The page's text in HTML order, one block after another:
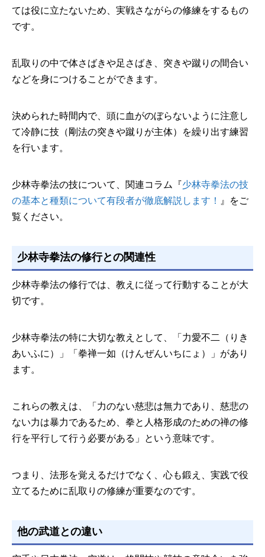
ては役に立たないため、実戦さながらの修練をするもの
です。
乱取りの中で体さばきや足さばき、突きや蹴りの間合い
などを身につけることができます。
決められた時間内で、頭に血がのぼらないように注意し
て冷静に技（剛法の突きや蹴りが主体）を繰り出す練習
を行います。
少林寺拳法の技について、関連コラム『少林寺拳法の技
の基本と種類について有段者が徹底解説します！
』をご
覧ください。
少林寺拳法の修行との関連性
少林寺拳法の修行では、教えに従って行動することが大
切です。
少林寺拳法の特に大切な教えとして、「力愛不二（りき
あいふに）」「拳禅一如（けんぜんいちにょ）」があり
ます。
これらの教えは、「力のない慈悲は無力であり、慈悲の
ない力は暴力であるため、拳と人格形成のための禅の修
行を平行して行う必要がある」という意味です。
つまり、法形を覚えるだけでなく、心も鍛え、実践で役
立てるために乱取りの修練が重要なのです。
他の武道との違い